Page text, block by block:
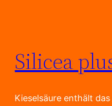
Silicea
Kieselsäure enthält